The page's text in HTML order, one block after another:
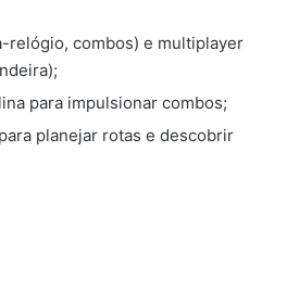
relógio, combos) e multiplayer
para impulsionar combos;
planejar rotas e descobrir